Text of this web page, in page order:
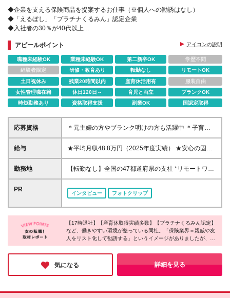
◆企業を支える保険商品を提案するお仕事（※個人への勧誘はなし）
◆「えるぼし」「プラチナくるみん」認定企業
◆入社者の30％が40代以上
アピールポイント
アイコンの説明
職種未経験OK 業種未経験OK 第二新卒OK
学歴不問
経験者限定
研修・教育あり 転勤なし
リモートOK
土日祝休み
残業20時間以内 産育休活用有
服装自由
女性管理職在籍
休日120日～ 育児と両立
ブランクOK
時短勤務あり
資格取得支援 副業OK 国認定取得
応募資格
＊元主婦の方やブランク明けの方も活躍中 ＊子育て
しながら働く方も多数在籍 ＊未経験者も歓迎 ◆高卒
以上 ◆社会人経験をお持ちの方 - 業界・業種・職種・
います！» ◇無理のない働き方をしたい …お客さま先
への直行直帰OK！17時には退勤できます。 また、
業務効率も高められます。 ◇子育てとの両立を目指
収入がほしい …平均月収は48.8万円。 賞与も年2回
別途支給しています！ ◇就業ブランクを経て復帰し
たい …3年間の育成期間を設けています。 各種研修
でいちからサポートします♪
給与
★平均月収48.8万円（2025年度実績） ★安心の固定
給＋賞与年2回＋インセンティブ！手当も充実 月給21
万円～23万円＋諸手当＋インセンティブ＋賞与年2回
※単発的な売上評価だけでなく、日々の頑張りや成果
与に反映されます。 ◆東京・神奈川・千葉・埼玉・
愛知（一部）・京都・大阪・兵庫（一部）：月給23万
円以上 ◆静岡（一部）・三重・岐阜：月給22万円以
勤務地
【転勤なし】全国の47都道府県の支社 *リモートワー
クまたはシェアオフィスを活用した柔軟な働き方が可
能 *転勤なし *UIターン歓迎 *お住まいや希望を最大限
考慮 *ご自身の都合で転居が必要になった場合の異動
も可能 ★リモートワークについて リモートワークの
インフラ（PC・携帯の無料貸与）・教育体制が充実
しています。当社では、お客さまのご要望に応じて、
訪問・対面による面談や非接触型のWeb面談も実施し
ており、「ハイブリッドな営業スタイル」を推進！
★直行直帰OK 自宅からお客さま企業に直接訪問した
り、滞在が長くなり遅くなった際は直接帰宅も可能で
す。 子育てに配慮した柔軟な出退勤制度を取り入れ
PR
インタビュー フォトクリップ
【17時退社】【産育休取得実績多数】【プラチナくるみん認定】
など、働きやすい環境が整っている同社。「保険業界＝親戚や友
人をリスト化して勧誘する」というイメージがありましたが、実
際は知人へのアプローチは一切不要とのこと。会社全体で女性の
活躍を後押ししており、女性がイキイキと活躍されていました！
無理なく自分らしく働ける仕組みがあり、ライフステージが変わ
っても安心して働き続けられる環境に魅力を感じました◎
気になる 詳細を見る